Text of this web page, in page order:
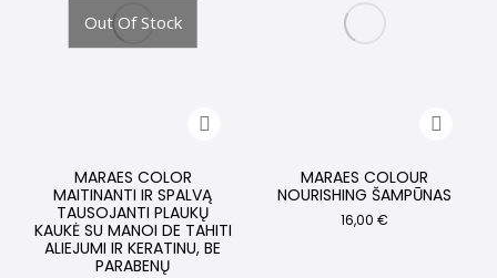
Out Of Stock
MARAES COLOR
MAITINANTI IR SPALVĄ
TAUSOJANTI PLAUKŲ
KAUKĖ SU MANOI DE TAHITI
ALIEJUMI IR KERATINU, BE
PARABENŲ
MARAES COLOUR
NOURISHING ŠAMPŪNAS
16,00 €